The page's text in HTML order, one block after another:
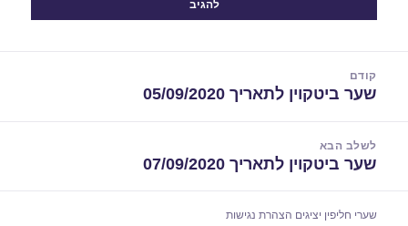
קודם
הפוסט
שער ביטקוין לתאריך 05/09/2020
לשלב הבא
הפוסט
שער ביטקוין לתאריך 07/09/2020
שערי חליפין יציגים הצהרת נגישות